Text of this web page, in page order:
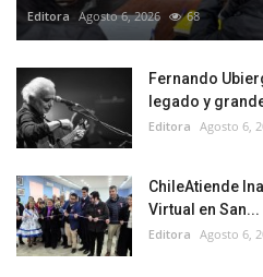
Editora Agosto 6, 2026 68
Fernando
legado y
Editora Agosto 6,
ChileAtiende
Virtual en San...
Editora Agosto 6,